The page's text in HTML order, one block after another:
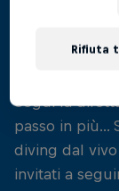
Guarda gli
Segui la
passo in più...
diving dal
invitati a
Rifiuta